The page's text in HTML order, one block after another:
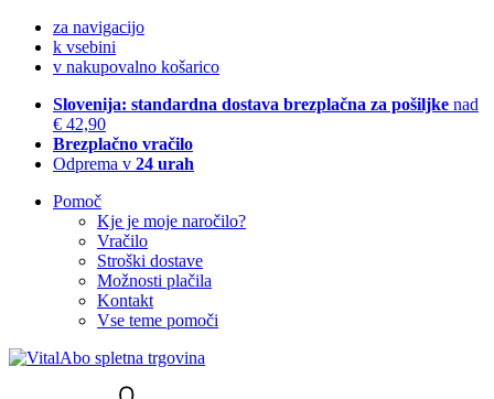
za navigacijo
k vsebini
v nakupovalno košarico
Slovenija: standardna dostava brezplačna za pošiljke nad
€ 42,90
Brezplačno vračilo
Odprema v 24 urah
Pomoč
Kje je moje naročilo?
Vračilo
Stroški dostave
Možnosti plačila
Kontakt
Vse teme pomoči